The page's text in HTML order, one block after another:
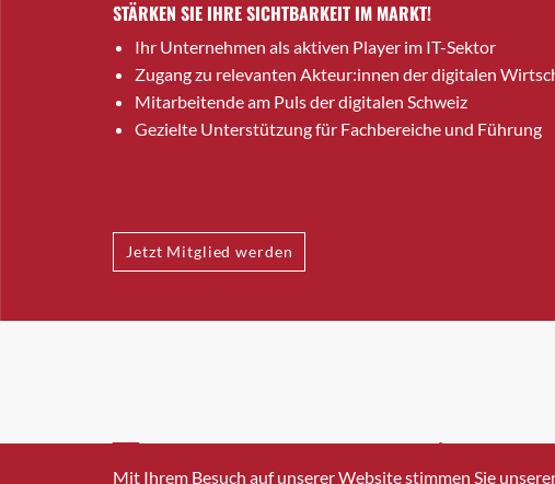
STÄRKEN SIE IHRE SICHTBARKEIT IM MARKT!
Ihr Unternehmen als aktiven Player im IT-Sektor
Zugang zu relevanten Akteur:innen der digitalen
Mitarbeitende am Puls der digitalen Schweiz
Gezielte Unterstützung für Fachbereiche und Führung
Jetzt Mitglied werden
INFO@SWISSICT.CH +41 43 336
Mit Ihrem Besuch auf unserer Website stimmen Sie